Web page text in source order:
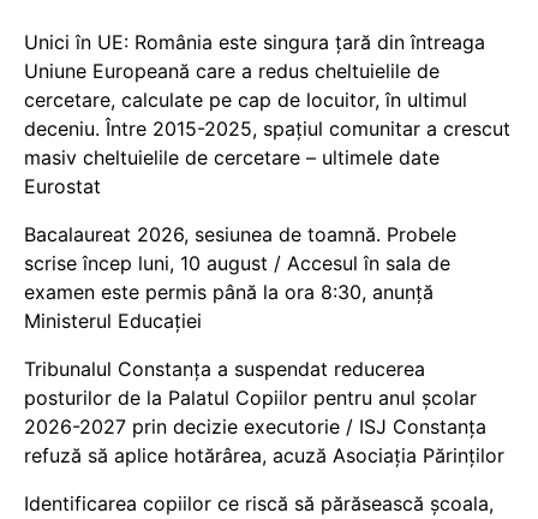
Unici în UE: România este singura țară din întreaga
Uniune Europeană care a redus cheltuielile de
cercetare, calculate pe cap de locuitor, în ultimul
deceniu. Între 2015-2025, spațiul comunitar a crescut
masiv cheltuielile de cercetare – ultimele date
Eurostat
Bacalaureat 2026, sesiunea de toamnă. Probele
scrise încep luni, 10 august / Accesul în sala de
examen este permis până la ora 8:30, anunță
Ministerul Educației
Tribunalul Constanța a suspendat reducerea
posturilor de la Palatul Copiilor pentru anul școlar
2026-2027 prin decizie executorie / ISJ Constanța
refuză să aplice hotărârea, acuză Asociația Părinților
Identificarea copiilor ce riscă să părăsească școala,